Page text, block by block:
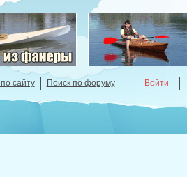
сайту Поиск по форуму Войти